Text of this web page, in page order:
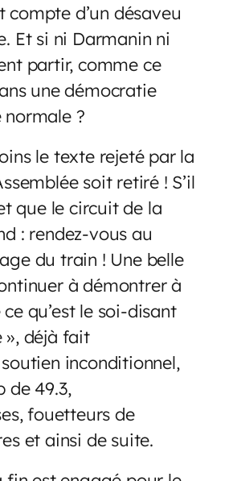
compte d’un désaveu
Et si ni Darmanin ni
partir, comme ce
une démocratie
?
le texte rejeté par la
soit retiré ! S’il
que le circuit de la
: rendez-vous au
du train ! Une belle
à démontrer à
qu’est le soi-disant
», déjà fait
soutien inconditionnel,
de 49.3,
fouetteurs de
et ainsi de suite.